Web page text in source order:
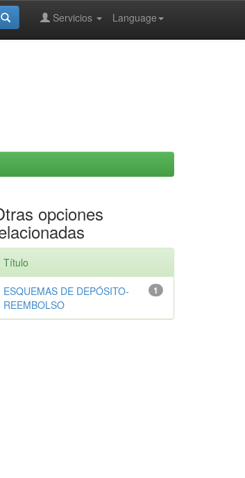
Language
Servicios
opciones
Título
1
ESQUEMAS DE DEPÓSITO-
REEMBOLSO